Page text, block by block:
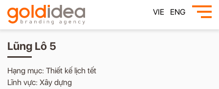
VIE ENG
Lũng Lô 5
Hạng mục: Thiết kế lịch tết
Lĩnh vực: Xây dựng